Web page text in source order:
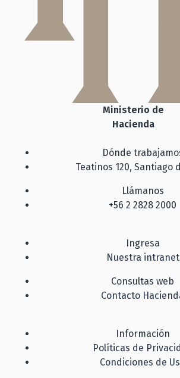
Ministerio de
Hacienda
Dónde
Teatinos 120, Santiago
Llámanos
+56 2 2828 2000
Ingresa
Nuestra intranet
Consultas web
Contacto
Información
Políticas de
Condiciones de